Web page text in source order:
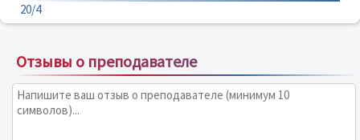
20/4
Отзывы о преподавателе